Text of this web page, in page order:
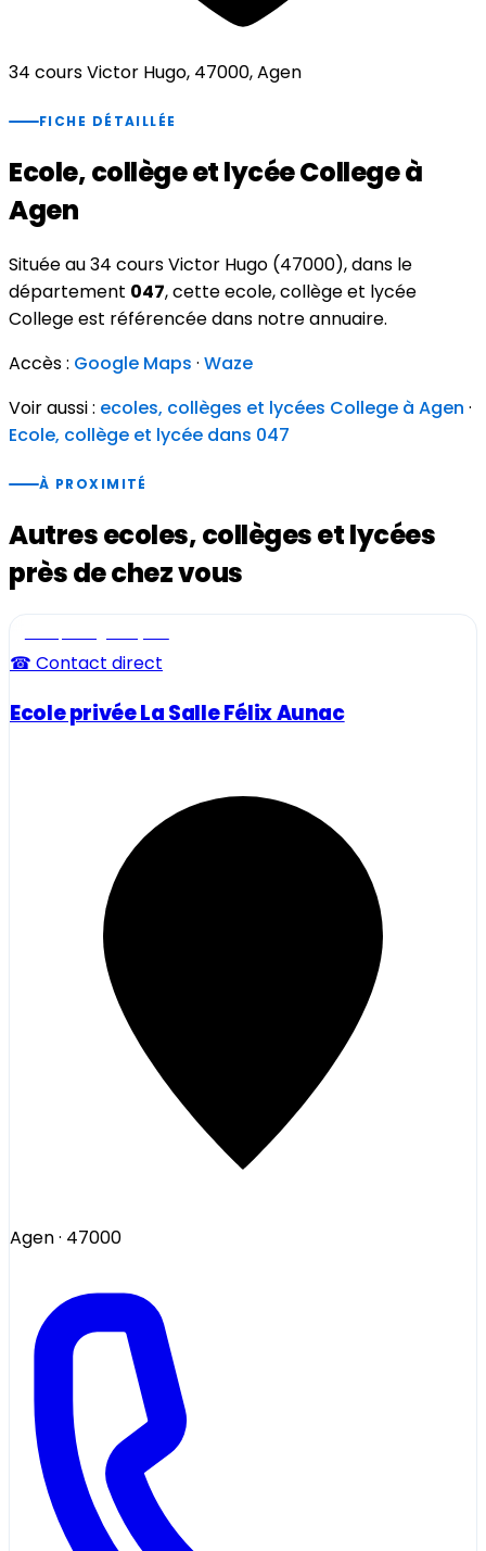
34 cours Victor Hugo, 47000, Agen
FICHE DÉTAILLÉE
Ecole, collège et lycée College à
Agen
Située au 34 cours Victor Hugo (47000), dans le
département 047, cette ecole, collège et lycée
College est référencée dans notre annuaire.
Accès : Google Maps · Waze
Voir aussi : ecoles, collèges et lycées College à Agen ·
Ecole, collège et lycée dans 047
À PROXIMITÉ
Autres ecoles, collèges et lycées
près de chez vous
☎ Contact direct
Ecole privée La Salle Félix Aunac
Agen· 47000